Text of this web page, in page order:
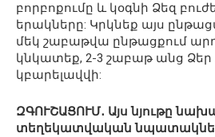
բորբոքումը և կօգնի Ձեզ
երակները: Կրկնեք այս
մեկ շաբաթվա ընթացքում
կնկատեք, 2-3 շաբաթ անց Ձեր
կբարելավվի:
ԶԳՈՒՇԱՑՈՒՄ․ Այս նյութը
տեղեկատվական